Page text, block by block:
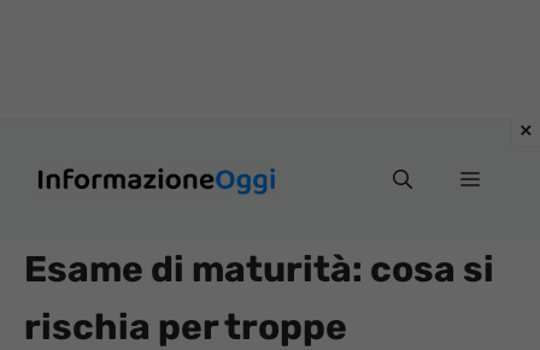
Menu
Esame di maturità: cosa si
rischia per troppe